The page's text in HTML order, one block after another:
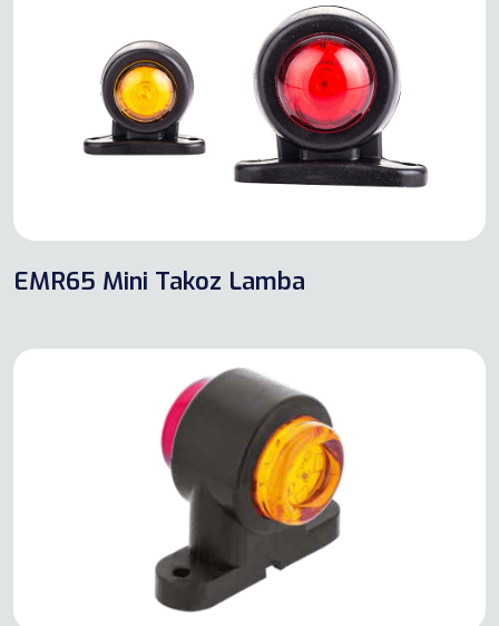
EMR65 Mini Takoz Lamba